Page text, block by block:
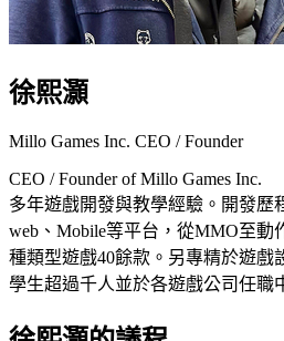
徐熙灝
Millo Games Inc. CEO / Founder
CEO / Founder of Millo Games Inc.
多年遊戲開發與教學經驗。開發歷
web、Mobile等平台，從MMO至動
種類型遊戲40餘款。另專精於遊戲
學生超過千人並於各遊戲公司任職